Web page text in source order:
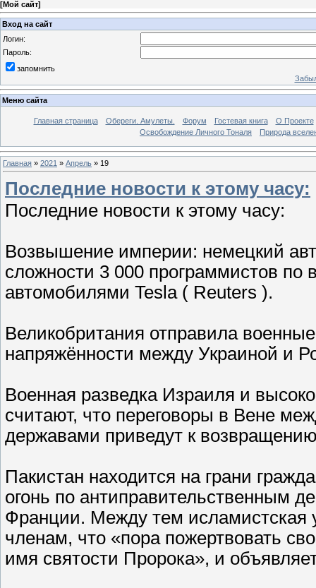
[Мой сайт]
Вход на сайт
Логин:
Пароль:
запомнить
Меню сайта
Главная страница Обереги. Амулеты. Форум Гостевая книга
О Проекте
Освобождение Личного Тоналя
Природа
Главная » 2021 » Апрель » 19
Последние новости к этому часу:
Последние новости к этому часу:
Возвышение империи: немецкий
сложности 3 000 программистов по
автомобилями Tesla ( Reuters ).
Великобритания отправила
напряжённости между Украиной и
Военная разведка Израиля и
считают, что переговоры в Вене
державами приведут к
Пакистан находится на грани
огонь по антиправительственным
Франции. Между тем исламистская
членам, что «пора пожертвовать
имя святости Пророка», и